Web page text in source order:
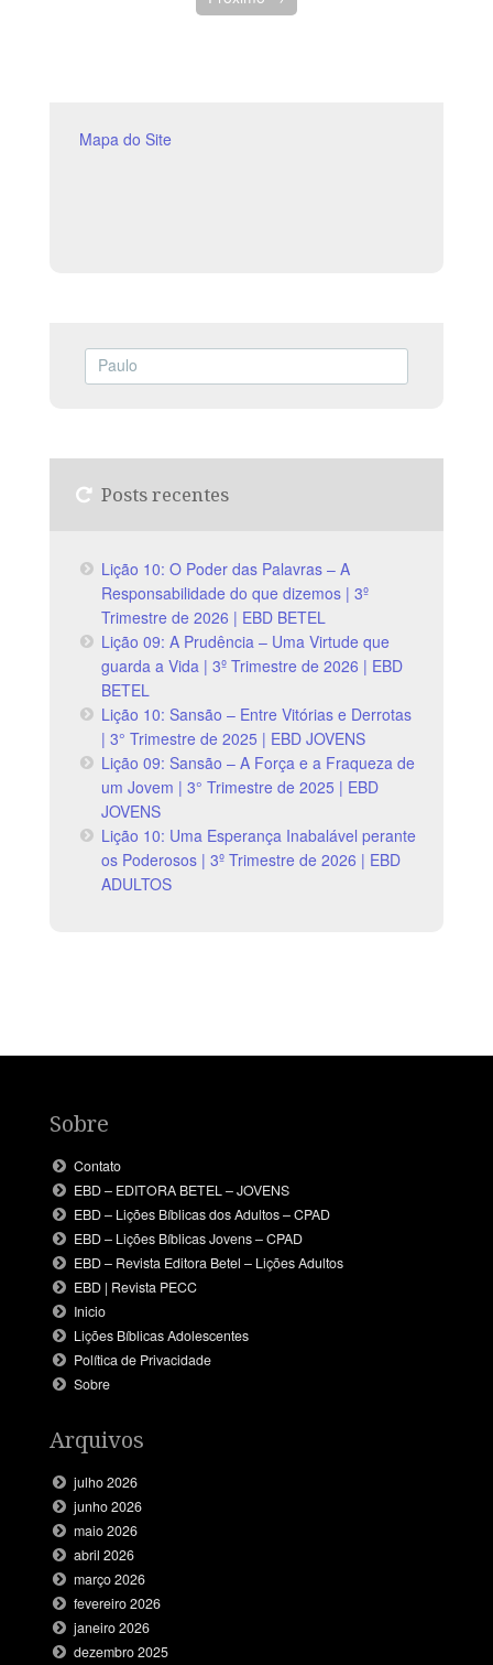
Mapa do Site
Posts recentes
Lição 10: O Poder das Palavras – A
Responsabilidade do que dizemos | 3º
Trimestre de 2026 | EBD BETEL
Lição 09: A Prudência – Uma Virtude que
guarda a Vida | 3º Trimestre de 2026 | EBD
BETEL
Lição 10: Sansão – Entre Vitórias e Derrotas
| 3° Trimestre de 2025 | EBD JOVENS
Lição 09: Sansão – A Força e a Fraqueza de
um Jovem | 3° Trimestre de 2025 | EBD
JOVENS
Lição 10: Uma Esperança Inabalável perante
os Poderosos | 3º Trimestre de 2026 | EBD
ADULTOS
Sobre
Contato
EBD – EDITORA BETEL – JOVENS
EBD – Lições Bíblicas dos Adultos – CPAD
EBD – Lições Bíblicas Jovens – CPAD
EBD – Revista Editora Betel – Lições Adultos
EBD | Revista PECC
Inicio
Lições Bíblicas Adolescentes
Política de Privacidade
Sobre
Arquivos
julho 2026
junho 2026
maio 2026
abril 2026
março 2026
fevereiro 2026
janeiro 2026
dezembro 2025